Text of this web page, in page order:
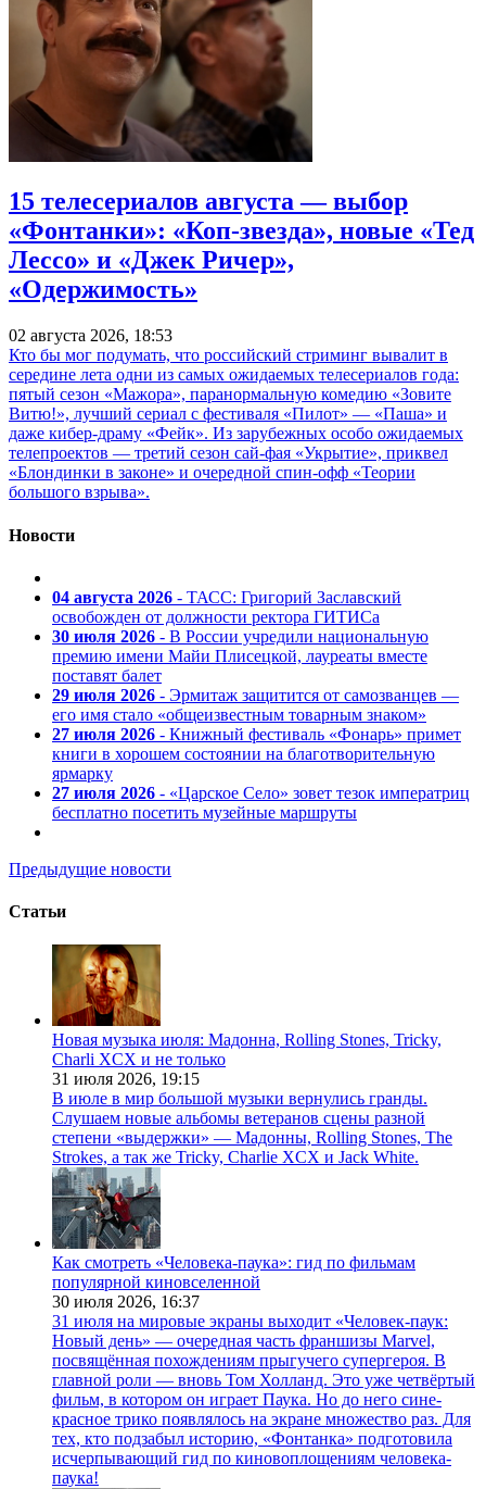
15 телесериалов августа — выбор
«Фонтанки»: «Коп-звезда», новые «Тед
Лессо» и «Джек Ричер»,
«Одержимость»
02 августа 2026, 18:53
Кто бы мог подумать, что российский стриминг вывалит в
середине лета одни из самых ожидаемых телесериалов года:
пятый сезон «Мажора», паранормальную комедию «Зовите
Витю!», лучший сериал с фестиваля «Пилот» — «Паша» и
даже кибер-драму «Фейк». Из зарубежных особо ожидаемых
телепроектов — третий сезон сай-фая «Укрытие», приквел
«Блондинки в законе» и очередной спин-офф «Теории
большого взрыва».
Новости
04 августа 2026 - ТАСС: Григорий Заславский
освобожден от должности ректора ГИТИСа
30 июля 2026 - В России учредили национальную
премию имени Майи Плисецкой, лауреаты вместе
поставят балет
29 июля 2026 - Эрмитаж защитится от самозванцев —
его имя стало «общеизвестным товарным знаком»
27 июля 2026 - Книжный фестиваль «Фонарь» примет
книги в хорошем состоянии на благотворительную
ярмарку
27 июля 2026 - «Царское Село» зовет тезок императриц
бесплатно посетить музейные маршруты
Предыдущие новости
Статьи
Новая музыка июля: Мадонна, Rolling Stones, Tricky,
Charli XCX и не только
31 июля 2026, 19:15
В июле в мир большой музыки вернулись гранды.
Слушаем новые альбомы ветеранов сцены разной
степени «выдержки» — Мадонны, Rolling Stones, The
Strokes, а так же Tricky, Charlie XCX и Jack White.
Как смотреть «Человека-паука»: гид по фильмам
популярной киновселенной
30 июля 2026, 16:37
31 июля на мировые экраны выходит «Человек-паук:
Новый день» — очередная часть франшизы Marvel,
посвящённая похождениям прыгучего супергероя. В
главной роли — вновь Том Холланд. Это уже четвёртый
фильм, в котором он играет Паука. Но до него сине-
красное трико появлялось на экране множество раз. Для
тех, кто подзабыл историю, «Фонтанка» подготовила
исчерпывающий гид по киновоплощениям человека-
паука!